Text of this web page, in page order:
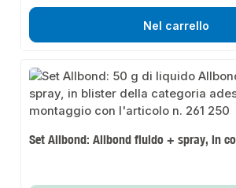
Nel carrello
Set Allbond: Allbond fluido + spray, in